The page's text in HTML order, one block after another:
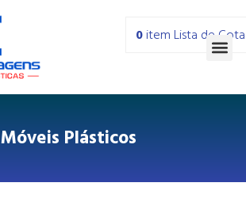
0item Lista de
Móveis Plásticos